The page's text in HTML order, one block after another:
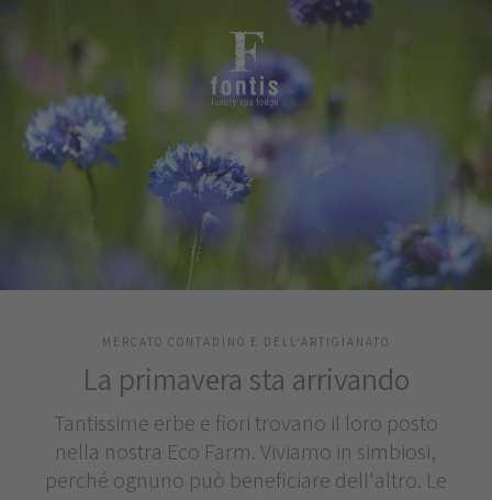
MERCATO CONTADINO E DELL‘ARTIGIANATO
La primavera sta arrivando
Tantissime erbe e fiori trovano il loro posto
nella nostra Eco Farm. Viviamo in simbiosi,
perché ognuno può beneficiare dell'altro. Le